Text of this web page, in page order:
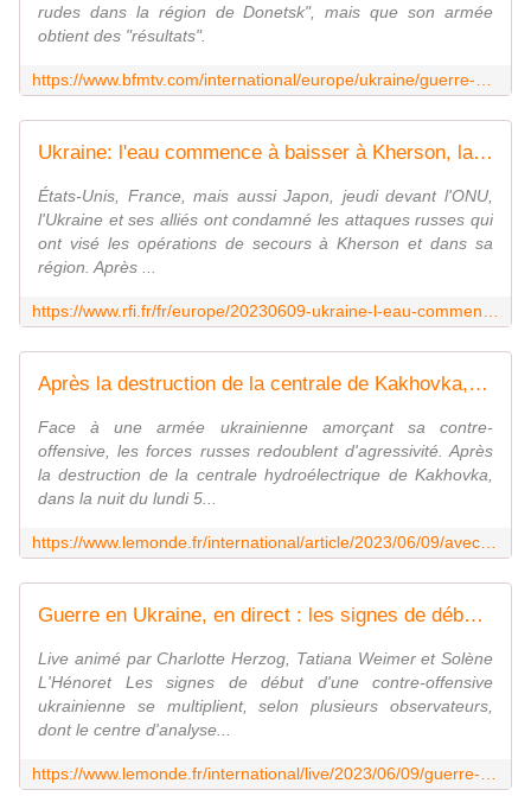
rudes dans la région de Donetsk", mais que son armée
obtient des "résultats".
Ukraine: l'eau commence à baisser à Kherson, la centrale de Zaporijjia toujours refroidie
États-Unis, France, mais aussi Japon, jeudi devant l'ONU,
l'Ukraine et ses alliés ont condamné les attaques russes qui
ont visé les opérations de secours à Kherson et dans sa
région. Après ...
Après la destruction de la centrale de Kakhovka, les Russes multiplient les inondations dans le sud du pays
Face à une armée ukrainienne amorçant sa contre-
offensive, les forces russes redoublent d'agressivité. Après
la destruction de la centrale hydroélectrique de Kakhovka,
dans la nuit du lundi 5...
Guerre en Ukraine, en direct : les signes de début d'une contre-offensive ukrainienne se multiplient, selon plusieurs observateurs
Live animé par Charlotte Herzog, Tatiana Weimer et Solène
L'Hénoret Les signes de début d'une contre-offensive
ukrainienne se multiplient, selon plusieurs observateurs,
dont le centre d'analyse...